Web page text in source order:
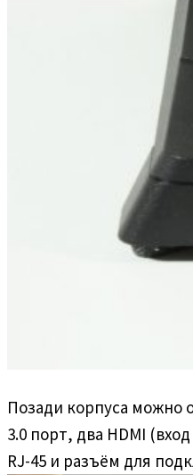
Позади корпуса можно
3.0 порт, два HDMI
RJ-45 и разъём для